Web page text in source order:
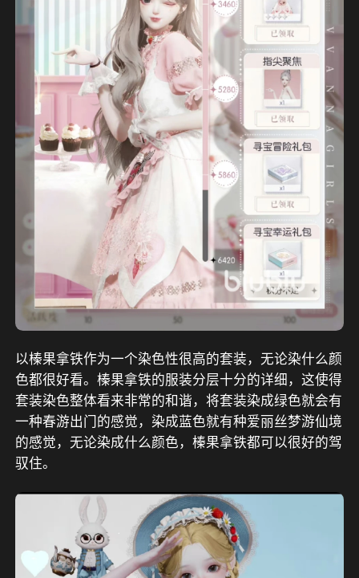
以榛果拿铁作为一个染色性很高的套装，无论染什么颜
色都很好看。榛果拿铁的服装分层十分的详细，这使得
套装染色整体看来非常的和谐，将套装染成绿色就会有
一种春游出门的感觉，染成蓝色就有种爱丽丝梦游仙境
的感觉，无论染成什么颜色，榛果拿铁都可以很好的驾
驭住。